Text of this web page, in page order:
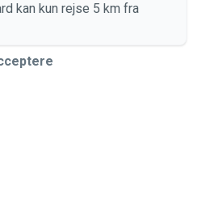
kan kun rejse 5 km fra